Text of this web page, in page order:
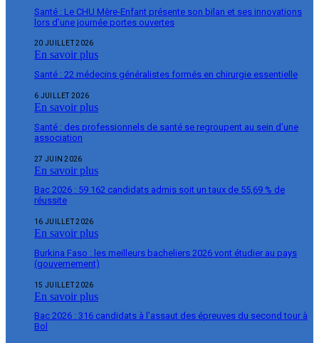
Santé : Le CHU Mère-Enfant présente son bilan et ses innovations
lors d’une journée portes ouvertes
20 JUILLET 2026
En savoir plus
Santé : 22 médecins généralistes formés en chirurgie essentielle
6 JUILLET 2026
En savoir plus
Santé : des professionnels de santé se regroupent au sein d’une
association
27 JUIN 2026
En savoir plus
Bac 2026 : 59 162 candidats admis soit un taux de 55,69 % de
réussite
16 JUILLET 2026
En savoir plus
Burkina Faso : les meilleurs bacheliers 2026 vont étudier au pays
(gouvernement)
15 JUILLET 2026
En savoir plus
Bac 2026 : 316 candidats à l’assaut des épreuves du second tour à
Bol